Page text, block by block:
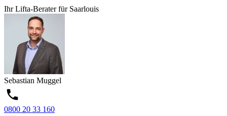
Ihr Lifta-Berater für Saarlouis
Sebastian Muggel
0800 20 33 160